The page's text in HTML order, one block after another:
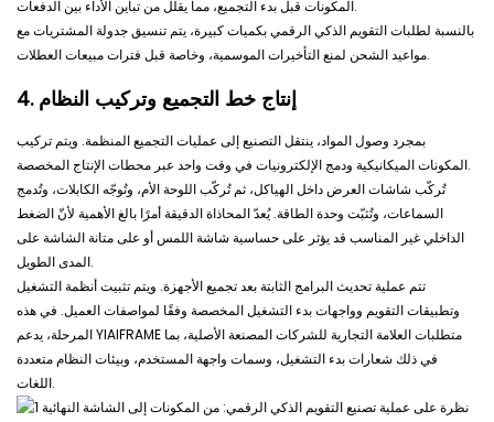
المكونات قبل بدء التجميع، مما يقلل من تباين الأداء بين الدفعات.
بالنسبة لطلبات التقويم الذكي الرقمي بكميات كبيرة، يتم تنسيق جدولة المشتريات مع
مواعيد الشحن لمنع التأخيرات الموسمية، وخاصة قبل فترات مبيعات العطلات.
4. إنتاج خط التجميع وتركيب النظام
بمجرد وصول المواد، ينتقل التصنيع إلى عمليات التجميع المنظمة. ويتم تركيب
المكونات الميكانيكية ودمج الإلكترونيات في وقت واحد عبر محطات الإنتاج المخصصة.
تُركّب شاشات العرض داخل الهياكل، ثم تُركّب اللوحة الأم، وتُوجّه الكابلات، وتُدمج
السماعات، وتُثبّت وحدة الطاقة. يُعدّ المحاذاة الدقيقة أمرًا بالغ الأهمية لأنّ الضغط
الداخلي غير المناسب قد يؤثر على حساسية شاشة اللمس أو على متانة الشاشة على
المدى الطويل.
تتم عملية تحديث البرامج الثابتة بعد تجميع الأجهزة. ويتم تثبيت أنظمة التشغيل
وتطبيقات التقويم وواجهات بدء التشغيل المخصصة وفقًا لمواصفات العميل. في هذه
المرحلة، يدعم YIAIFRAME متطلبات العلامة التجارية للشركات المصنعة الأصلية، بما
في ذلك شعارات بدء التشغيل، وسمات واجهة المستخدم، وبيئات النظام متعددة
اللغات.